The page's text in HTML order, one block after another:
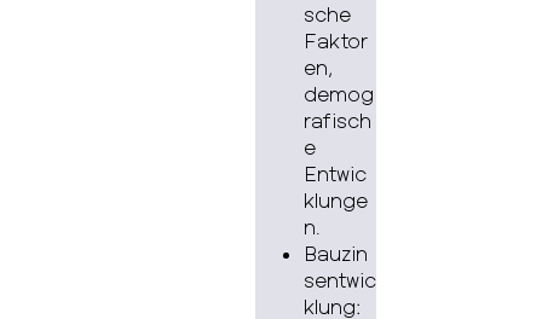
sche
Faktor
en,
demog
rafisch
e
Entwic
klunge
n.
Bauzin
sentwic
klung: